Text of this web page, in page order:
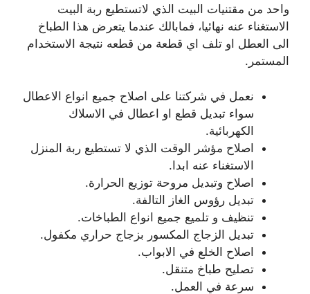
واحد من مقتنيات البيت الذي لاتستطيع ربة البيت
الاستغناء عنه نهائيا، فمابالك عندما يتعرض هذا الطباخ
الى العطل او تلف اي قطعة من قطعه نتيجة الاستخدام
المستمر.
نعمل في شركتنا على اصلاح جميع انواع الاعطال
سواء تبديل قطع او اعطال في الاسلاك
الكهربائية.
اصلاح مؤشر الوقت الذي لا تستطيع ربة المنزل
الاستغناء عنه ابدا.
اصلاح وتبديل مروحة توزيع الحرارة.
تبديل رؤوس الغاز التالفة.
تنظيف و تلميع جميع انواع الطباخات.
تبديل الزجاج المكسور بزجاج حراري مكفول.
اصلاح الخلع في الابواب.
تصليح طباخ متنقل.
سرعة في العمل.